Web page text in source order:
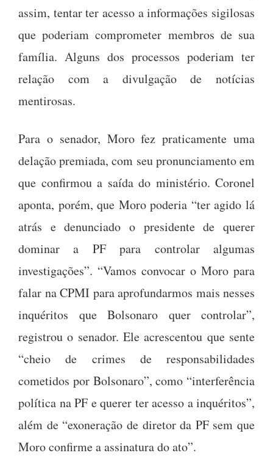
assim, tentar ter acesso a informações sigilosas
que poderiam comprometer membros de sua
família. Alguns dos processos poderiam ter
relação com a divulgação de notícias
mentirosas.
Para o senador, Moro fez praticamente uma
delação premiada, com seu pronunciamento em
que confirmou a saída do ministério. Coronel
aponta, porém, que Moro poderia “ter agido lá
atrás e denunciado o presidente de querer
dominar a PF para controlar algumas
investigações”. “Vamos convocar o Moro para
falar na CPMI para aprofundarmos mais nesses
inquéritos que Bolsonaro quer controlar”,
registrou o senador. Ele acrescentou que sente
“cheio de crimes de responsabilidades
cometidos por Bolsonaro”, como “interferência
política na PF e querer ter acesso a inquéritos”,
além de “exoneração de diretor da PF sem que
Moro confirme a assinatura do ato”.